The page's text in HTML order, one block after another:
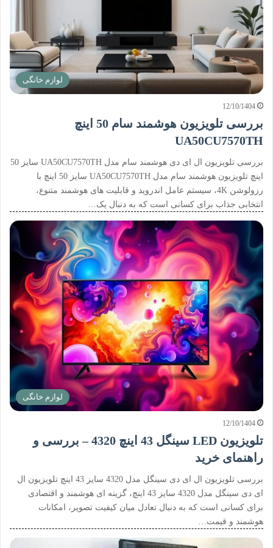
لوازم خانگی
12/10/1404
بررسی تلویزیون هوشمند سام 50 اینچ
UA50CU7570TH
بررسی تلویزیون ال ای دی هوشمند سام مدل UA50CU7570TH سایز 50
اینچ تلویزیون هوشمند سام مدل UA50CU7570TH سایز 50 اینچ با
رزولوشن 4K، سیستم عامل اندروید و قابلیت های هوشمند متنوع،
انتخابی جذاب برای کسانی است که به دنبال یک…
لوازم خانگی
12/10/1404
تلویزیون LED سینگل 43 اینچ 4320 – بررسی و
راهنمای خرید
بررسی تلویزیون ال ای دی سینگل مدل 4320 سایز 43 اینچ تلویزیون ال
ای دی سینگل مدل 4320 سایز 43 اینچ، گزینه ای هوشمند و اقتصادی
برای کسانی است که به دنبال تعادل میان کیفیت تصویر، امکانات
هوشمند و قیمت…